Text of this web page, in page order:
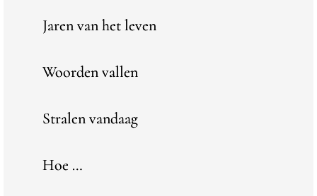
Jaren van het leven
Woorden vallen
Stralen vandaag
Hoe …